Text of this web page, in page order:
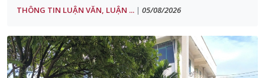
THÔNG TIN LUẬN VĂN, LUẬN ... | 05/08/2026